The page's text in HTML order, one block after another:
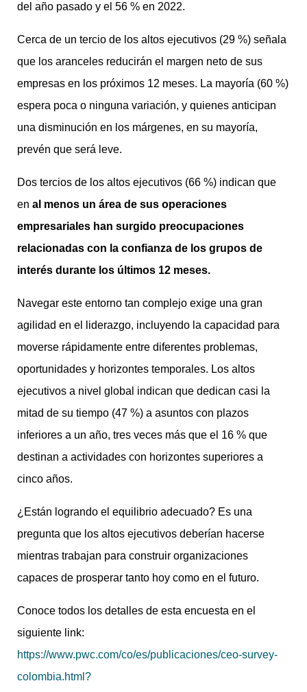
del año pasado y el 56 % en 2022.
Cerca de un tercio de los altos ejecutivos (29 %) señala
que los aranceles reducirán el margen neto de sus
empresas en los próximos 12 meses. La mayoría (60 %)
espera poca o ninguna variación, y quienes anticipan
una disminución en los márgenes, en su mayoría,
prevén que será leve.
Dos tercios de los altos ejecutivos (66 %) indican que
en al menos un área de sus operaciones
empresariales han surgido preocupaciones
relacionadas con la confianza de los grupos de
interés durante los últimos 12 meses.
Navegar este entorno tan complejo exige una gran
agilidad en el liderazgo, incluyendo la capacidad para
moverse rápidamente entre diferentes problemas,
oportunidades y horizontes temporales. Los altos
ejecutivos a nivel global indican que dedican casi la
mitad de su tiempo (47 %) a asuntos con plazos
inferiores a un año, tres veces más que el 16 % que
destinan a actividades con horizontes superiores a
cinco años.
¿Están logrando el equilibrio adecuado? Es una
pregunta que los altos ejecutivos deberían hacerse
mientras trabajan para construir organizaciones
capaces de prosperar tanto hoy como en el futuro.
Conoce todos los detalles de esta encuesta en el
siguiente link:
https://www.pwc.com/co/es/publicaciones/ceo-survey-
colombia.html?